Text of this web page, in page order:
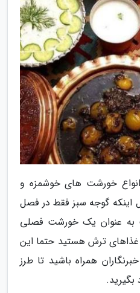
خورشت های خوشمزه و
اینکه گوجه سبز فقط در فصل
به عنوان یک خورشت فصلی
ترش هستید حتما این
همراه باشید تا طرز